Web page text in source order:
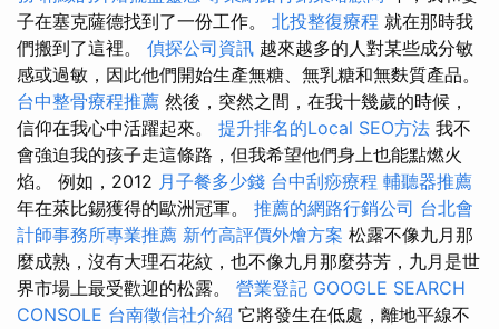
子在塞克薩德找到了一份工作。 北投整復療程 就在那時我
們搬到了這裡。 偵探公司資訊 越來越多的人對某些成分敏
感或過敏，因此他們開始生產無糖、無乳糖和無麩質產品。
台中整骨療程推薦 然後，突然之間，在我十幾歲的時候，
信仰在我心中活躍起來。 提升排名的Local SEO方法 我不
會強迫我的孩子走這條路，但我希望他們身上也能點燃火
焰。 例如，2012 月子餐多少錢 台中刮痧療程 輔聽器推薦
年在萊比錫獲得的歐洲冠軍。 推薦的網路行銷公司 台北會
計師事務所專業推薦 新竹高評價外燴方案 松露不像九月那
麼成熟，沒有大理石花紋，也不像九月那麼芬芳，九月是世
界市場上最受歡迎的松露。 營業登記 GOOGLE SEARCH
CONSOLE 台南徵信社介紹 它將發生在低處，離地平線不